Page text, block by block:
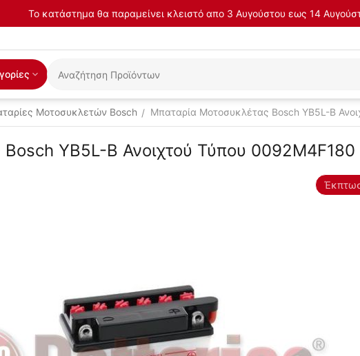
Το κατάστημα θα παραμείνει κλειστό απο 3 Αυγούστου εως 14
Μοτοσυκλετών Bosch / Μπαταρία Μοτοσυκλέτας Bosch YB5L-B
YB5L-B Ανοιχτού Τύπου 0092M4F180
Έκπτωση 29%